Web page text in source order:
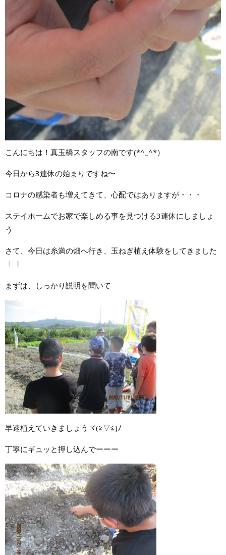
こんにちは！真玉橋スタッフの南です(*^_^*）
今日から3連休の始まりですね〜
コロナの感染者も増えてきて、心配ではありますが・・・
ステイホームでお家で楽しめる事を見つける3連休にしましょ
う
さて、今日は糸満の畑へ行き、玉ねぎ植え体験をしてきました
まずは、しっかり説明を聞いて
早速植えていきましょうヾ(≧▽≦)ﾉ
丁寧にギュッと押し込んでーーー